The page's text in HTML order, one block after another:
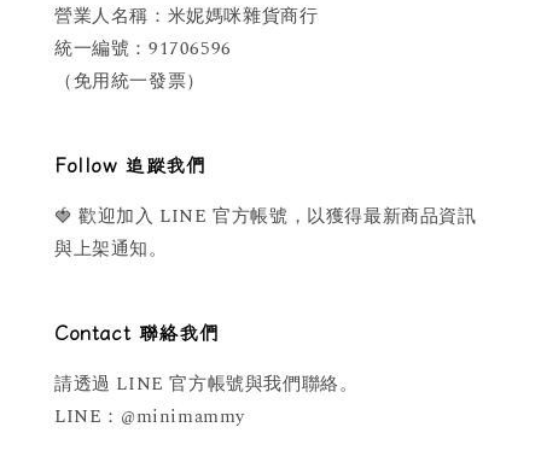
營業人名稱：米妮媽咪雜貨商行
統一編號：91706596
（免用統一發票）
Follow 追蹤我們
🍓 歡迎加入 LINE 官方帳號，以獲得最新商品資訊
與上架通知。
Contact 聯絡我們
請透過 LINE 官方帳號與我們聯絡。
LINE：@minimammy